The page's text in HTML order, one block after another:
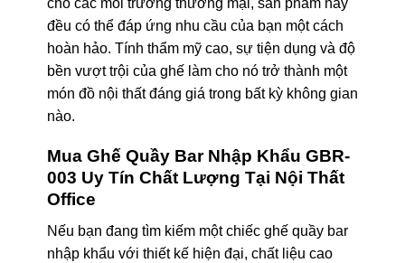
đều có thể đáp ứng nhu cầu của bạn một cách
hoàn hảo. Tính thẩm mỹ cao, sự tiện dụng và độ
bền vượt trội của ghế làm cho nó trở thành một
món đồ nội thất đáng giá trong bất kỳ không gian
nào.
Mua Ghế Quầy Bar Nhập Khẩu GBR-
003 Uy Tín Chất Lượng Tại Nội Thất
Office
Nếu bạn đang tìm kiếm một chiếc ghế quầy bar
nhập khẩu với thiết kế hiện đại, chất liệu cao